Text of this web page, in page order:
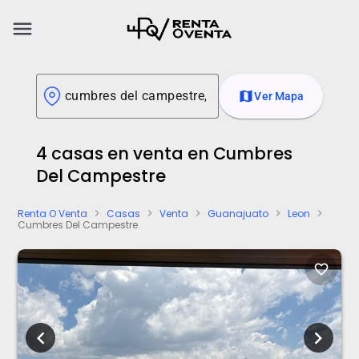
menu
mapVer Mapa
4 casas en venta en Cumbres
Del Campestre
Renta O Venta chevron_right Casas chevron_right Venta chevron_right Guanajuato chevron_right Leon chevron_right
Cumbres Del Campestre
favorite_border
chevron_left chevron_right